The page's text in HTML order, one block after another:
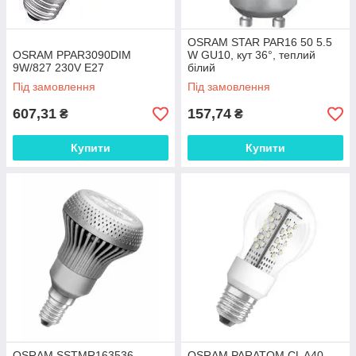
OSRAM PPAR3090DIM
9W/827 230V E27
Під замовлення
607,31 ₴
Купити
OSRAM STAR PAR16 50 5.5
W GU10, кут 36°, теплий
білий
Під замовлення
157,74 ₴
Купити